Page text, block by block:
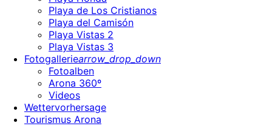
Playa de Los Cristianos
Playa del Camisón
Playa Vistas 2
Playa Vistas 3
Fotogalleriearrow_drop_down
Fotoalben
Arona 360º
Videos
Wettervorhersage
Tourismus Arona